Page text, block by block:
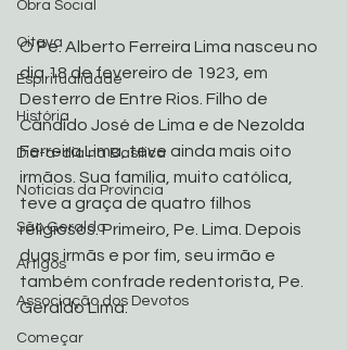
Obra Social
Oitava
Espiritualidade
História
Dia-a-dia na Basílica
Noticias da Província
São Geraldo
Artigos
Associação dos Devotos
Começar
O Pe. Alberto Ferreira Lima nasceu no
dia 18 de fevereiro de 1923, em
Desterro de Entre Rios. Filho de
Cândido José de Lima e de Nezolda
Ferreira Lima, teve ainda mais oito
irmãos. Sua família, muito católica,
teve a graça de quatro filhos
religiosos. Primeiro, Pe. Lima. Depois
duas irmãs e por fim, seu irmão e
também confrade redentorista, Pe.
Geraldo Lima.